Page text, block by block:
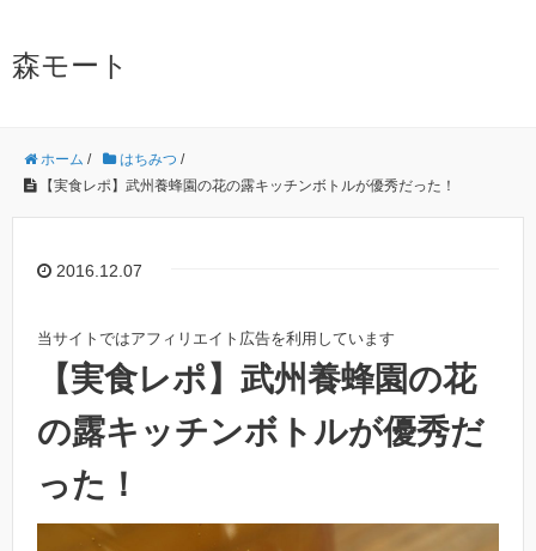
森モート
ホーム / はちみつ /
【実食レポ】武州養蜂園の花の露キッチンボトルが優秀だった！
2016.12.07
当サイトではアフィリエイト広告を利用しています
【実食レポ】武州養蜂園の花
の露キッチンボトルが優秀だ
った！